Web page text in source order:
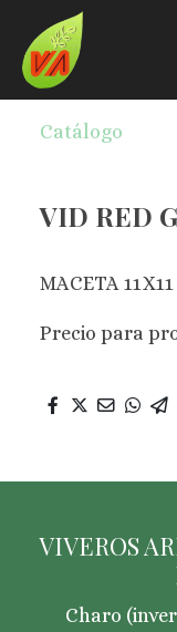
Catálogo
VID RED
MACETA
Precio para
VIVEROS
Charo